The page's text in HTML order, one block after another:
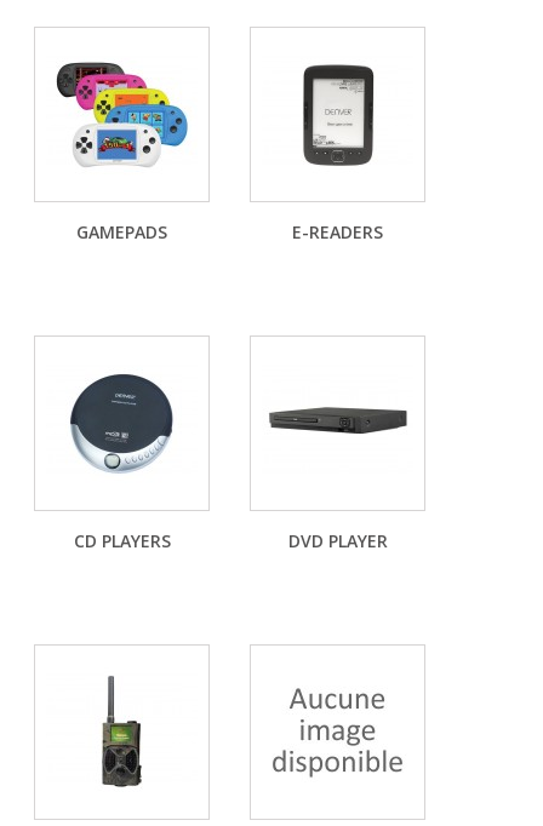
GAMEPADS E-READERS
CD PLAYERS DVD PLAYER